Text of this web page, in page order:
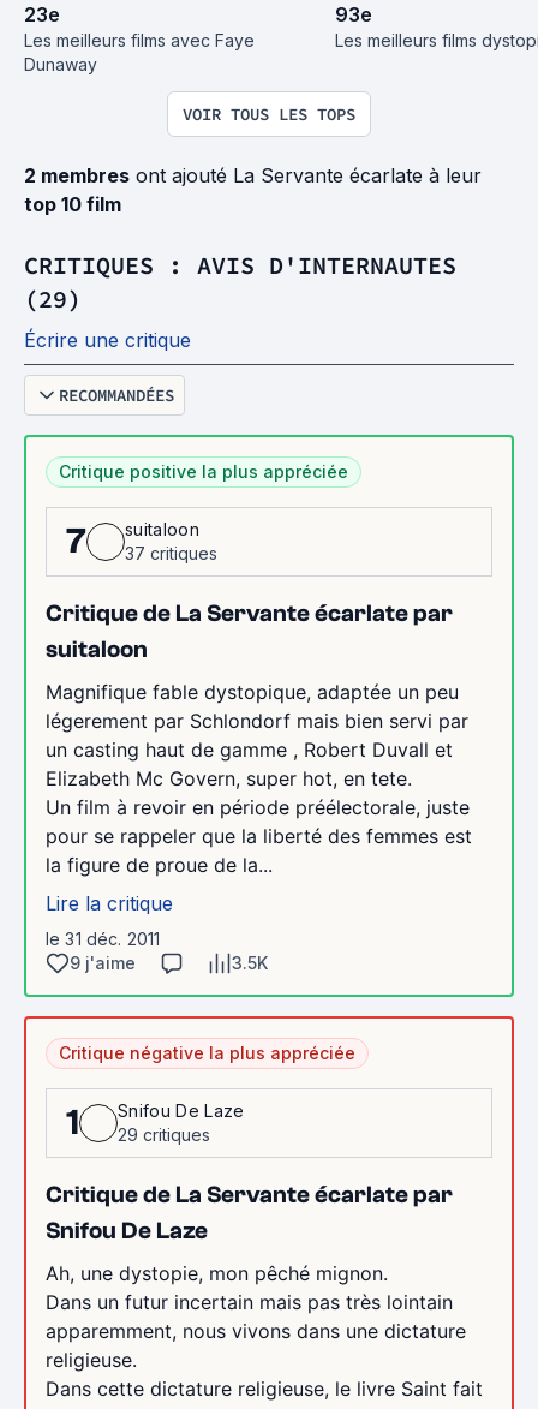
23e
Les meilleurs films avec Faye
Dunaway
93e
Les meilleurs films
VOIR TOUS LES TOPS
2 membres ont ajouté La Servante écarlate à leur
top 10 film
CRITIQUES : AVIS D'INTERNAUTES
(29)
Écrire une critique
RECOMMANDÉES
Critique positive la plus appréciée
7
suitaloon
37 critiques
Critique de La Servante écarlate par
suitaloon
Magnifique fable dystopique, adaptée un peu
légerement par Schlondorf mais bien servi par
un casting haut de gamme , Robert Duvall et
Elizabeth Mc Govern, super hot, en tete.
Un film à revoir en période préélectorale, juste
pour se rappeler que la liberté des femmes est
la figure de proue de la...
Lire la critique
le 31 déc. 2011
9 j'aime
3.5K
Critique négative la plus appréciée
1
Snifou De Laze
29 critiques
Critique de La Servante écarlate par
Snifou De Laze
Ah, une dystopie, mon pêché mignon.
Dans un futur incertain mais pas très lointain
apparemment, nous vivons dans une dictature
religieuse.
Dans cette dictature religieuse, le livre Saint fait